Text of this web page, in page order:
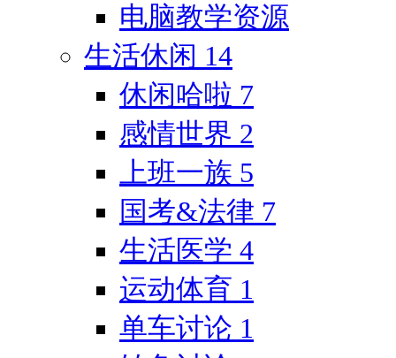
电脑教学资源
生活休闲 14
休闲哈啦 7
感情世界 2
上班一族 5
国考&法律 7
生活医学 4
运动体育 1
单车讨论 1